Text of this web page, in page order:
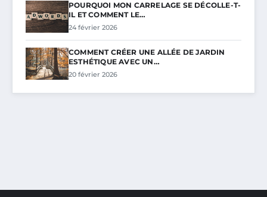
POURQUOI MON CARRELAGE SE DÉCOLLE-T-
IL ET COMMENT LE…
24 février 2026
COMMENT CRÉER UNE ALLÉE DE JARDIN
ESTHÉTIQUE AVEC UN…
20 février 2026